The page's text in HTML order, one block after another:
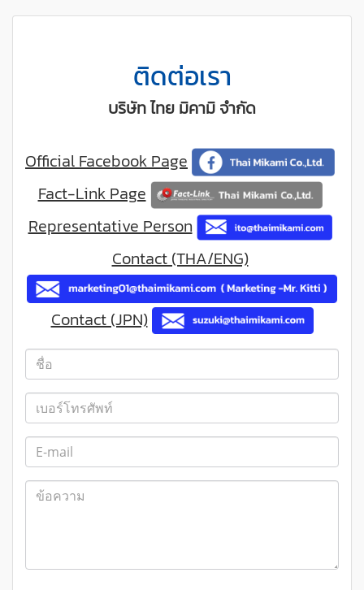
ติดต่อเรา
บริษัท ไทย มิคามิ จำกัด
Official Facebook Page
Fact-Link Page
Representative Person
Contact (THA/ENG)
Contact (JPN)